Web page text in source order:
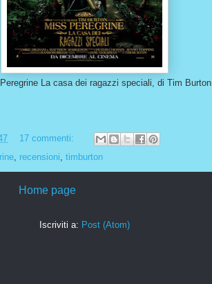
La casa dei ragazzi speciali, di Tim Burton.
17 commenti:
recensioni timburton
Home page
Iscriviti a: Post (Atom)